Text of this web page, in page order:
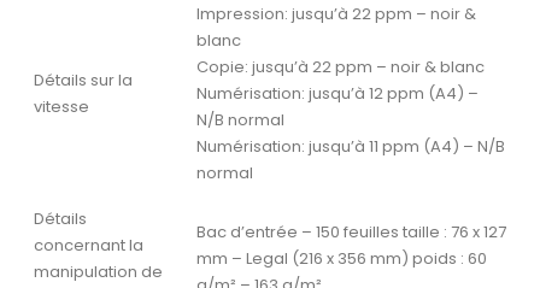
Détails sur la
vitesse
Impression: jusqu’à 22 ppm – noir &
blanc
Copie: jusqu’à 22 ppm – noir & blanc
Numérisation: jusqu’à 12 ppm (A4) –
N/B normal
Numérisation: jusqu’à 11 ppm (A4) – N/B
normal
Détails
concernant la
manipulation de
Bac d’entrée – 150 feuilles taille : 76 x 127
mm – Legal (216 x 356 mm) poids : 60